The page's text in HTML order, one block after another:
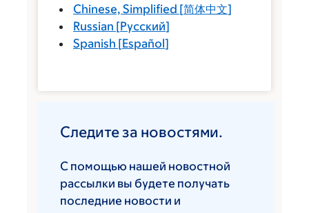
Chinese, Simplified [简体中文]
Russian [Русский]
Spanish [Español]
Следите за новостями.
С помощью нашей новостной
рассылки вы будете получать
последние новости и